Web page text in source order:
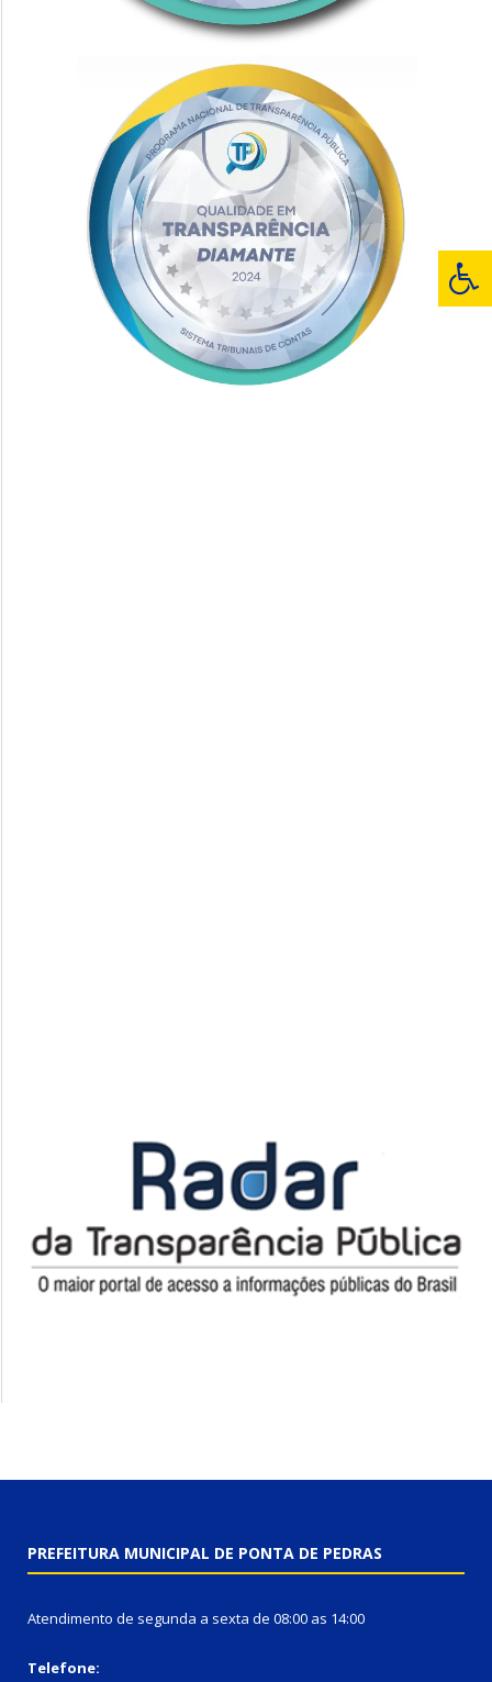
PREFEITURA MUNICIPAL DE PONTA DE PEDRAS
Atendimento de segunda a sexta de 08:00 as 14:00
Telefone: